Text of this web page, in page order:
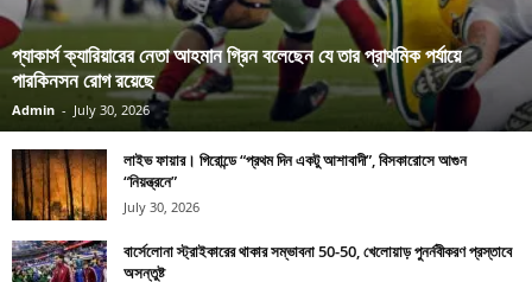
প্যাকার্স ক্যারিয়ারের নেতা আহমান গ্রিন বলেছেন যে তার প্রাথমিক পর্যায়ে
পারকিনসন রোগ রয়েছে
Admin - July 30, 2026
লাইভ ফায়ার। গিরোন্ডে “প্রথম দিন একটু আশাবাদী”, বিসকারোসে আগুন
“নিয়ন্ত্রনে”
July 30, 2026
বার্সেলোনা স্ট্রাইকারের থাকার সম্ভাবনা 50-50, খেলোয়াড় পুনর্নবীকরণ প্রস্তাবে
অসন্তুষ্ট